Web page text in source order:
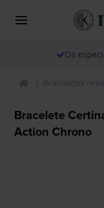
Os
Braceletes
Bracelete
Action Chrono